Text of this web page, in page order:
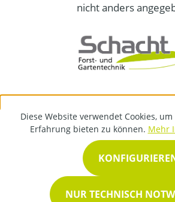
nicht anders
Diese Website verwendet Cookies,
Erfahrung bieten zu können. Mehr
NUR TECHNISCH